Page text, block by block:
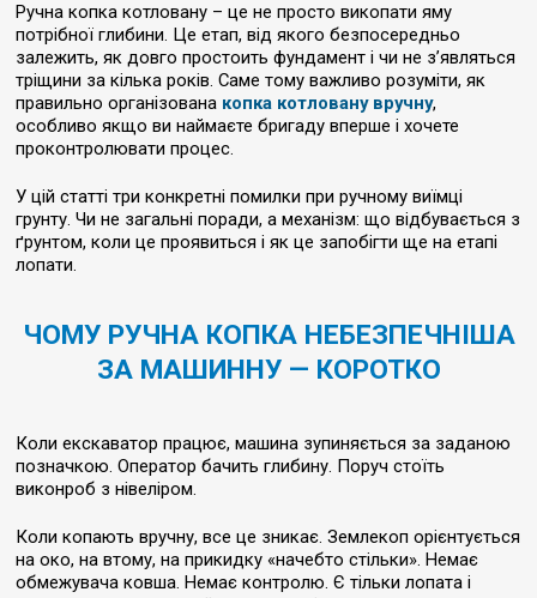
Ручна копка котловану – це не просто викопати яму
потрібної глибини. Це етап, від якого безпосередньо
залежить, як довго простоить фундамент і чи не з’являться
тріщини за кілька років. Саме тому важливо розуміти, як
правильно організована копка котловану вручну,
особливо якщо ви наймаєте бригаду вперше і хочете
проконтролювати процес.
У цій статті три конкретні помилки при ручному виїмці
грунту. Чи не загальні поради, а механізм: що відбувається з
ґрунтом, коли це проявиться і як це запобігти ще на етапі
лопати.
ЧОМУ РУЧНА КОПКА НЕБЕЗПЕЧНІША
ЗА МАШИННУ — КОРОТКО
Коли екскаватор працює, машина зупиняється за заданою
позначкою. Оператор бачить глибину. Поруч стоїть
виконроб з нівеліром.
Коли копають вручну, все це зникає. Землекоп орієнтується
на око, на втому, на прикидку «начебто стільки». Немає
обмежувача ковша. Немає контролю. Є тільки лопата і